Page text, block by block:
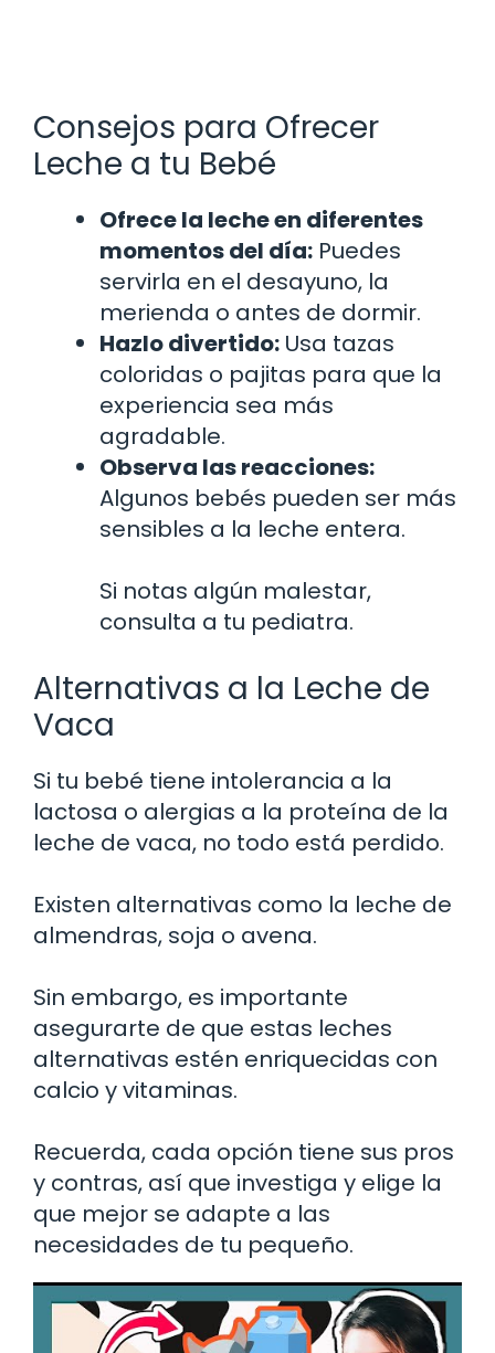
Consejos para Ofrecer
Leche a tu Bebé
Ofrece la leche en diferentes
momentos del día: Puedes
servirla en el desayuno, la
merienda o antes de dormir.
Hazlo divertido: Usa tazas
coloridas o pajitas para que la
experiencia sea más
agradable.
Observa las reacciones:
Algunos bebés pueden ser más
sensibles a la leche entera.
Si notas algún malestar,
consulta a tu pediatra.
Alternativas a la Leche de
Vaca
Si tu bebé tiene intolerancia a la
lactosa o alergias a la proteína de la
leche de vaca, no todo está perdido.
Existen alternativas como la leche de
almendras, soja o avena.
Sin embargo, es importante
asegurarte de que estas leches
alternativas estén enriquecidas con
calcio y vitaminas.
Recuerda, cada opción tiene sus pros
y contras, así que investiga y elige la
que mejor se adapte a las
necesidades de tu pequeño.